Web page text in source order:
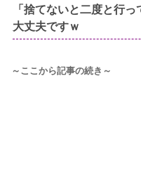
「捨てないと二度と行
大丈夫ですｗ
～ここから記事の続き～